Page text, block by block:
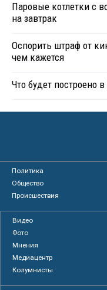
Паровые котлетки с
на завтрак
Оспорить штраф от
чем кажется
Что будет построено
Политика
Общество
Происшествия
Видео
Фото
Мнения
Медиацентр
Колумнисты